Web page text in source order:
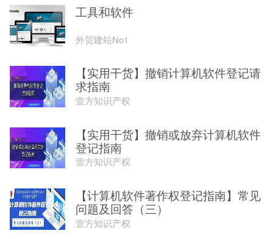
工具和软件
外贸建站No1
【实用干货】撤销计算机软件登记请
求指南
壹方知识产权
【实用干货】撤销或放弃计算机软件
登记指南
壹方知识产权
【计算机软件著作权登记指南】常见
问题及回答（三）
壹方知识产权